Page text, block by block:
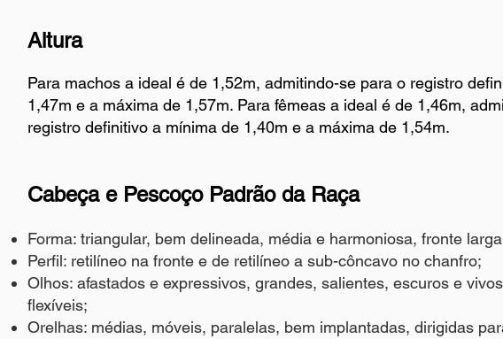
Altura
Para machos a ideal é de 1,52m, admitindo-se para o registro
1,47m e a máxima de 1,57m. Para fêmeas a ideal é de 1,46m,
registro definitivo a mínima de 1,40m e a máxima de 1,54m.
Cabeça e Pescoço Padrão da Raça
Forma: triangular, bem delineada, média e harmoniosa, fronte
Perfil: retilíneo na fronte e de retilíneo a sub-côncavo no chanfro;
Olhos: afastados e expressivos, grandes, salientes, escuros e
flexíveis;
Orelhas: médias, móveis, paralelas, bem implantadas, dirigidas